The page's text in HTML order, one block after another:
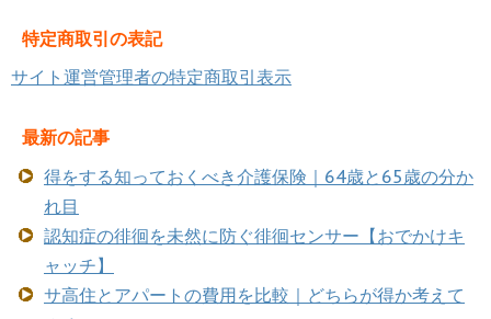
特定商取引の表記
サイト運営管理者の特定商取引表示
最新の記事
得をする知っておくべき介護保険｜64歳と65歳の分か
れ目
認知症の徘徊を未然に防ぐ徘徊センサー【おでかけキ
ャッチ】
サ高住とアパートの費用を比較｜どちらが得か考えて